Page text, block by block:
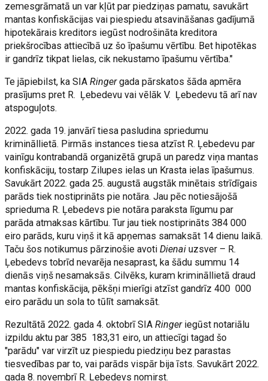
zemesgrāmatā un var kļūt par piedziņas pamatu, savukārt
mantas konfiskācijas vai piespiedu atsavināšanas gadījumā
hipotekārais kreditors iegūst nodrošināta kreditora
priekšrocības attiecībā uz šo īpašumu vērtību. Bet hipotēkas
ir gandrīz tikpat lielas, cik nekustamo īpašumu vērtība."
Te jāpiebilst, ka SIARingergada pārskatos šāda apmēra
prasījums pret R. Ļebedevu vai vēlāk V. Ļebedevu tā arī nav
atspoguļots.
2022. gada 19. janvārī tiesa pasludina spriedumu
krimināllietā. Pirmās instances tiesa atzīst R. Ļebedevu par
vainīgu kontrabandā organizētā grupā un paredz viņa mantas
konfiskāciju, tostarp Zilupes ielas un Krasta ielas īpašumus.
Savukārt 2022. gada 25. augustā augstāk minētais strīdīgais
parāds tiek nostiprināts pie notāra. Jau pēc notiesājošā
sprieduma R. Ļebedevs pie notāra paraksta līgumu par
parāda atmaksas kārtību. Tur jau tiek nostiprināts 384 000
eiro parāds, kuru viņš it kā apņemas samaksāt 14 dienu laikā.
Taču šos notikumus pārzinošie avotiDienaiuzsver – R.
Ļebedevs tobrīd nevarēja nesaprast, ka šādu summu 14
dienās viņš nesamaksās. Cilvēks, kuram krimināllietā draud
mantas konfiskācija, pēkšņi mierīgi atzīst gandrīz 400 000
eiro parādu un sola to tūlīt samaksāt.
Rezultātā 2022. gada 4. oktobrī SIARinger iegūst notariālu
izpildu aktu par 385 183,31 eiro, un attiecīgi tagad šo
"parādu" var virzīt uz piespiedu piedziņu bez parastas
tiesvedības par to, vai parāds vispār bija īsts. Savukārt 2022.
gada 8. novembrī R. Ļebedevs nomirst.